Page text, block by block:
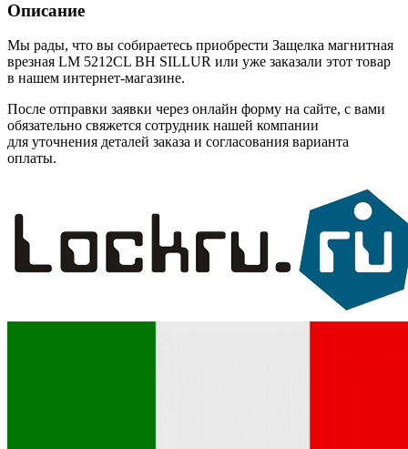
Описание
Мы рады, что вы собираетесь приобрести Защелка магнитная
врезная LM 5212CL BH SILLUR или уже заказали этот товар
в нашем интернет-магазине.
После отправки заявки через онлайн форму на сайте, с вами
обязательно свяжется сотрудник нашей компании
для уточнения деталей заказа и согласования варианта
оплаты.